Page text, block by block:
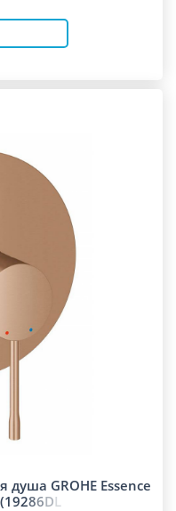
GROHE Essence
286DL